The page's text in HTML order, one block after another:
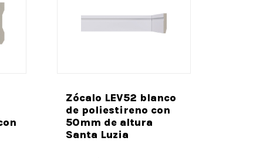
Zócalo LEV52 blanco
de poliestireno con
50mm de altura
Santa Luzia